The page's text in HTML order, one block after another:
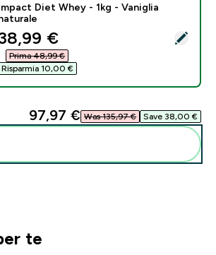
prodotto - Impact Diet Whey - 1kg -
Diet Whey - 1kg - Vaniglia
price
€‎
Prima 48,99 €‎
Risparmia 10,00 €‎
97,97 €‎ Was 135,97 €‎ Save 38,00 €‎
te